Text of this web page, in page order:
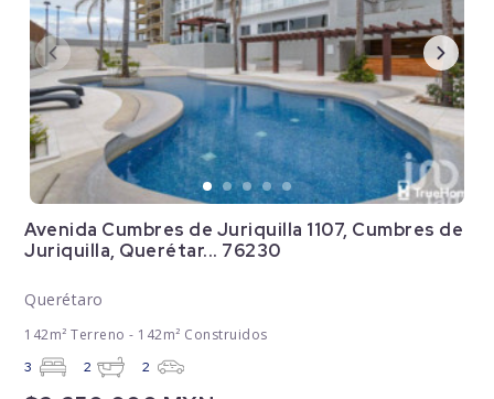
Avenida Cumbres de Juriquilla 1107, Cumbres de
Juriquilla, Querétar... 76230
Querétaro
142m² Terreno - 142m² Construidos
3 2 2